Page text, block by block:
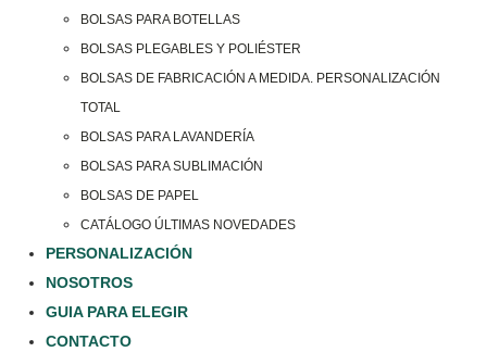
BOLSAS PARA BOTELLAS
BOLSAS PLEGABLES Y POLIÉSTER
BOLSAS DE FABRICACIÓN A MEDIDA. PERSONALIZACIÓN
TOTAL
BOLSAS PARA LAVANDERÍA
BOLSAS PARA SUBLIMACIÓN
BOLSAS DE PAPEL
CATÁLOGO ÚLTIMAS NOVEDADES
PERSONALIZACIÓN
NOSOTROS
GUIA PARA ELEGIR
CONTACTO